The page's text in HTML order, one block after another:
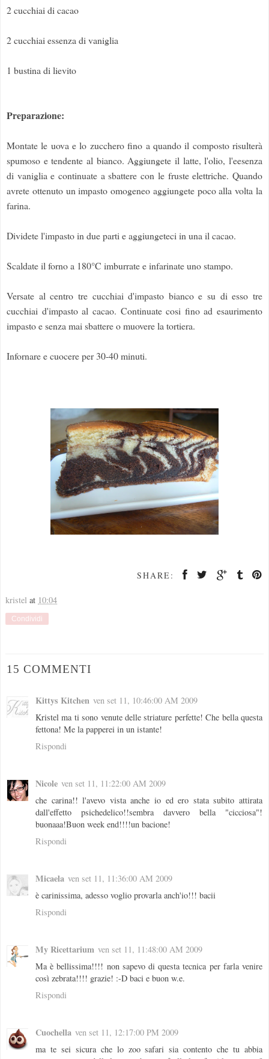
2 cucchiai di cacao
2 cucchiai essenza di vaniglia
1 bustina di lievito
Preparazione:
Montate le uova e lo zucchero fino a quando il composto risulterà
spumoso e tendente al bianco. Aggiungete il latte, l'olio, l'eesenza
di vaniglia e continuate a sbattere con le fruste elettriche. Quando
avrete ottenuto un impasto omogeneo aggiungete poco alla volta la
farina.
Dividete l'impasto in due parti e aggiungeteci in una il cacao.
Scaldate il forno a 180°C imburrate e infarinate uno stampo.
Versate al centro tre cucchiai d'impasto bianco e su di esso tre
cucchiai d'impasto al cacao. Continuate cosi fino ad esaurimento
impasto e senza mai sbattere o muovere la tortiera.
Infornare e cuocere per 30-40 minuti.
SHARE:
kristel at 10:04
Condividi
15 COMMENTI
Kittys Kitchen ven set 11, 10:46:00 AM 2009
Kristel ma ti sono venute delle striature perfette! Che bella questa
fettona! Me la papperei in un istante!
Rispondi
Nicole ven set 11, 11:22:00 AM 2009
che carina!! l'avevo vista anche io ed ero stata subito attirata
dall'effetto psichedelico!!sembra davvero bella "cicciosa"!
buonaaa!Buon week end!!!!un bacione!
Rispondi
Micaela ven set 11, 11:36:00 AM 2009
è carinissima, adesso voglio provarla anch'io!!! bacii
Rispondi
My Ricettarium ven set 11, 11:48:00 AM 2009
Ma è bellissima!!!! non sapevo di questa tecnica per farla venire
così zebrata!!!! grazie! :-D baci e buon w.e.
Rispondi
Cuochella ven set 11, 12:17:00 PM 2009
ma te sei sicura che lo zoo safari sia contento che tu abbia